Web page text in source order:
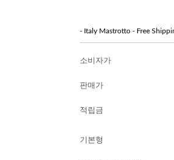
- Italy Mastrotto - Free
소비자가
판매가
적립금
기본형